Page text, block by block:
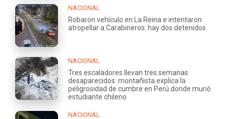
NACIONAL
Robaron vehículo en La Reina e intentaron
atropellar a Carabineros: hay dos detenidos
NACIONAL
Tres escaladores llevan tres semanas
desaparecidos: montañista explica la
peligrosidad de cumbre en Perú donde murió
estudiante chileno
NACIONAL